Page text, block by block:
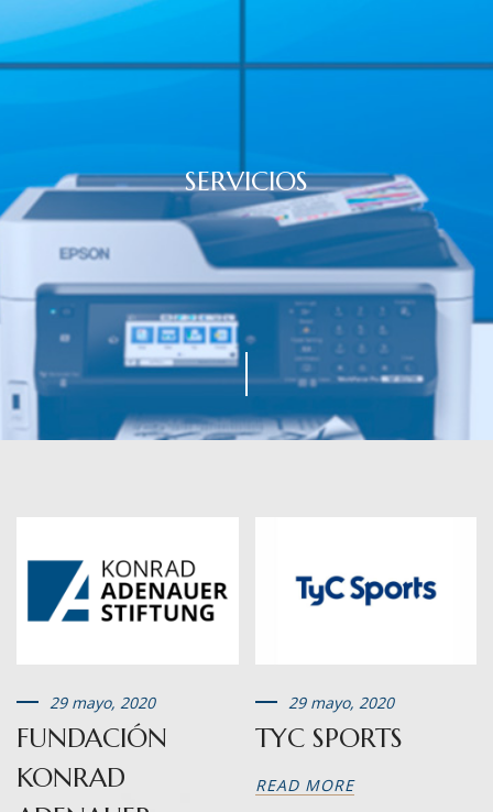
SERVICIOS
29 mayo, 2020
FUNDACIÓN
KONRAD
29 mayo, 2020
TYC SPORTS
READ MORE